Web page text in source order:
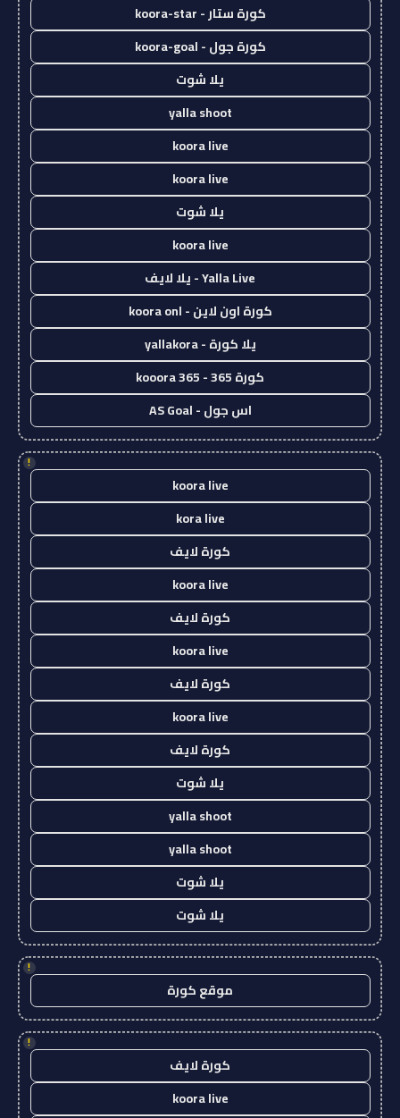
كورة ستار - koora-star
كورة جول - koora-goal
يلا شوت
yalla shoot
koora live
koora live
يلا شوت
koora live
Yalla Live - يلا لايف
كورة اون لاين - koora onl
يلا كورة - yallakora
كورة 365 - kooora 365
اس جول - AS Goal
!
koora live
kora live
كورة لايف
koora live
كورة لايف
koora live
كورة لايف
koora live
كورة لايف
يلا شوت
yalla shoot
yalla shoot
يلا شوت
يلا شوت
!
موقع كورة
!
كورة لايف
koora live